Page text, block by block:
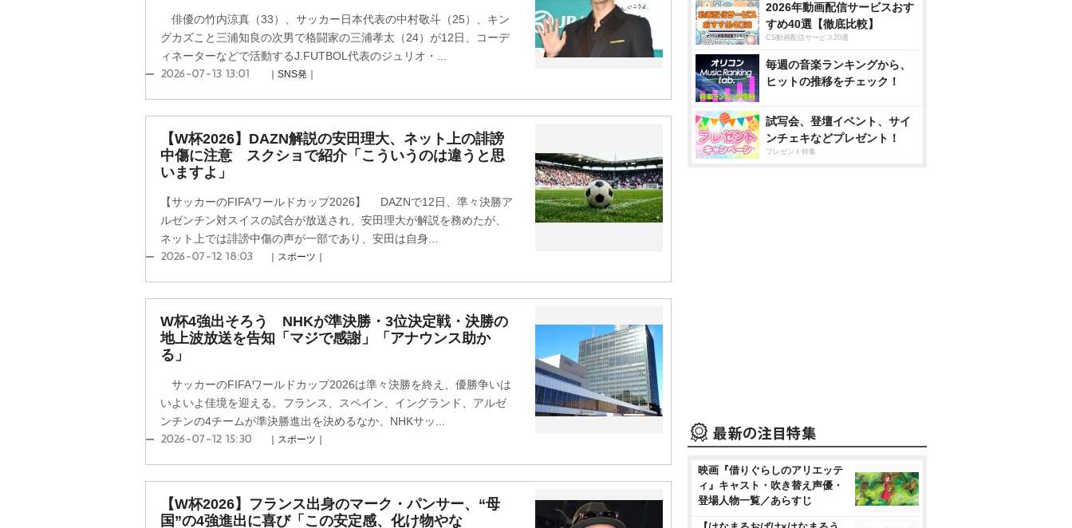
俳優の竹内涼真（33）、サッカー日本代表の中村敬斗（25）、キン
グカズこと三浦知良の次男で格闘家の三浦孝太（24）が12日、コーデ
ィネーターなどで活動するJ.FUTBOL代表のジュリオ・...
2026-07-13 13:01 ｜SNS発｜
【W杯2026】DAZN解説の安田理大、ネット上の誹謗
中傷に注意 スクショで紹介「こういうのは違うと思
いますよ」
【サッカーのFIFAワールドカップ2026】 DAZNで12日、準々決勝ア
ルゼンチン対スイスの試合が放送され、安田理大が解説を務めたが、
ネット上では誹謗中傷の声が一部であり、安田は自身...
2026-07-12 18:03 ｜スポーツ｜
W杯4強出そろう NHKが準決勝・3位決定戦・決勝の
地上波放送を告知「マジで感謝」「アナウンス助か
る」
サッカーのFIFAワールドカップ2026は準々決勝を終え、優勝争いは
いよいよ佳境を迎える。フランス、スペイン、イングランド、アルゼ
ンチンの4チームが準決勝進出を決めるなか、NHKサッ...
2026-07-12 15:30 ｜スポーツ｜
【W杯2026】フランス出身のマーク・パンサー、“母
国”の4強進出に喜び「この安定感、化け物やな
2026年動画配信サービスおす
すめ40選【徹底比較】
CS動画配信サービス20選
毎週の音楽ランキングから、
ヒットの推移をチェック！
試写会、登壇イベント、サイ
ンチェキなどプレゼント！
プレゼント特集
映画『借りぐらしのアリエッテ
ィ』キャスト・吹き替え声優・
登場人物一覧／あらすじ